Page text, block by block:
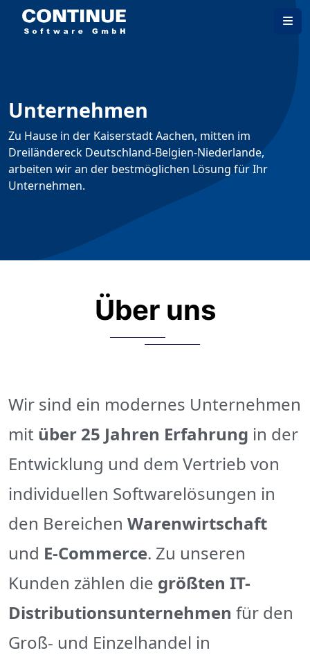
Unternehmen
Zu Hause in der Kaiserstadt Aachen, mitten im
Dreiländereck Deutschland-Belgien-Niederlande,
arbeiten wir an der bestmöglichen Lösung für Ihr
Unternehmen.
Über uns
Wir sind ein modernes Unternehmen
mit über 25 Jahren Erfahrung in der
Entwicklung und dem Vertrieb von
individuellen Softwarelösungen in
den Bereichen Warenwirtschaft
und E-Commerce. Zu unseren
Kunden zählen die größten IT-
Distributionsunternehmen für den
Groß- und Einzelhandel in